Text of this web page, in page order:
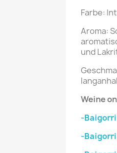
Farbe:
Aroma:
und
Weine
-
-